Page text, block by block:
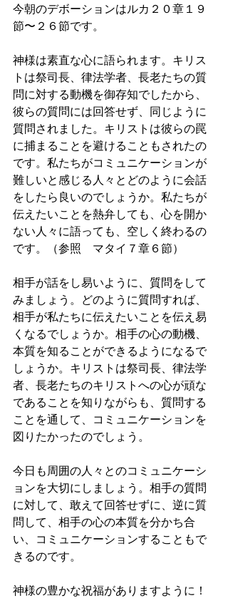
今朝のデボーションはルカ２０章１９
節〜２６節です。
神様は素直な心に語られます。キリス
トは祭司長、律法学者、長老たちの質
問に対する動機を御存知でしたから、
彼らの質問には回答せず、同じように
質問されました。キリストは彼らの罠
に捕まることを避けることもされたの
です。私たちがコミュニケーションが
難しいと感じる人々とどのように会話
をしたら良いのでしょうか。私たちが
伝えたいことを熱弁しても、心を開か
ない人々に語っても、空しく終わるの
です。（参照　マタイ７章６節）
相手が話をし易いように、質問をして
みましょう。どのように質問すれば、
相手が私たちに伝えたいことを伝え易
くなるでしょうか。相手の心の動機、
本質を知ることができるようになるで
しょうか。キリストは祭司長、律法学
者、長老たちのキリストへの心が頑な
であることを知りながらも、質問する
ことを通して、コミュニケーションを
図りたかったのでしょう。
今日も周囲の人々とのコミュニケーシ
ョンを大切にしましょう。相手の質問
に対して、敢えて回答せずに、逆に質
問して、相手の心の本質を分かち合
い、コミュニケーションすることもで
きるのです。
神様の豊かな祝福がありますように！